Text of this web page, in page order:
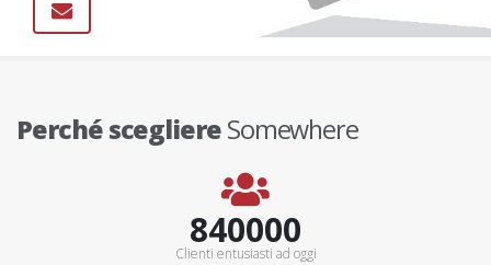
Perché scegliereSomewhere
900000+
Clienti entusiasti ad oggi